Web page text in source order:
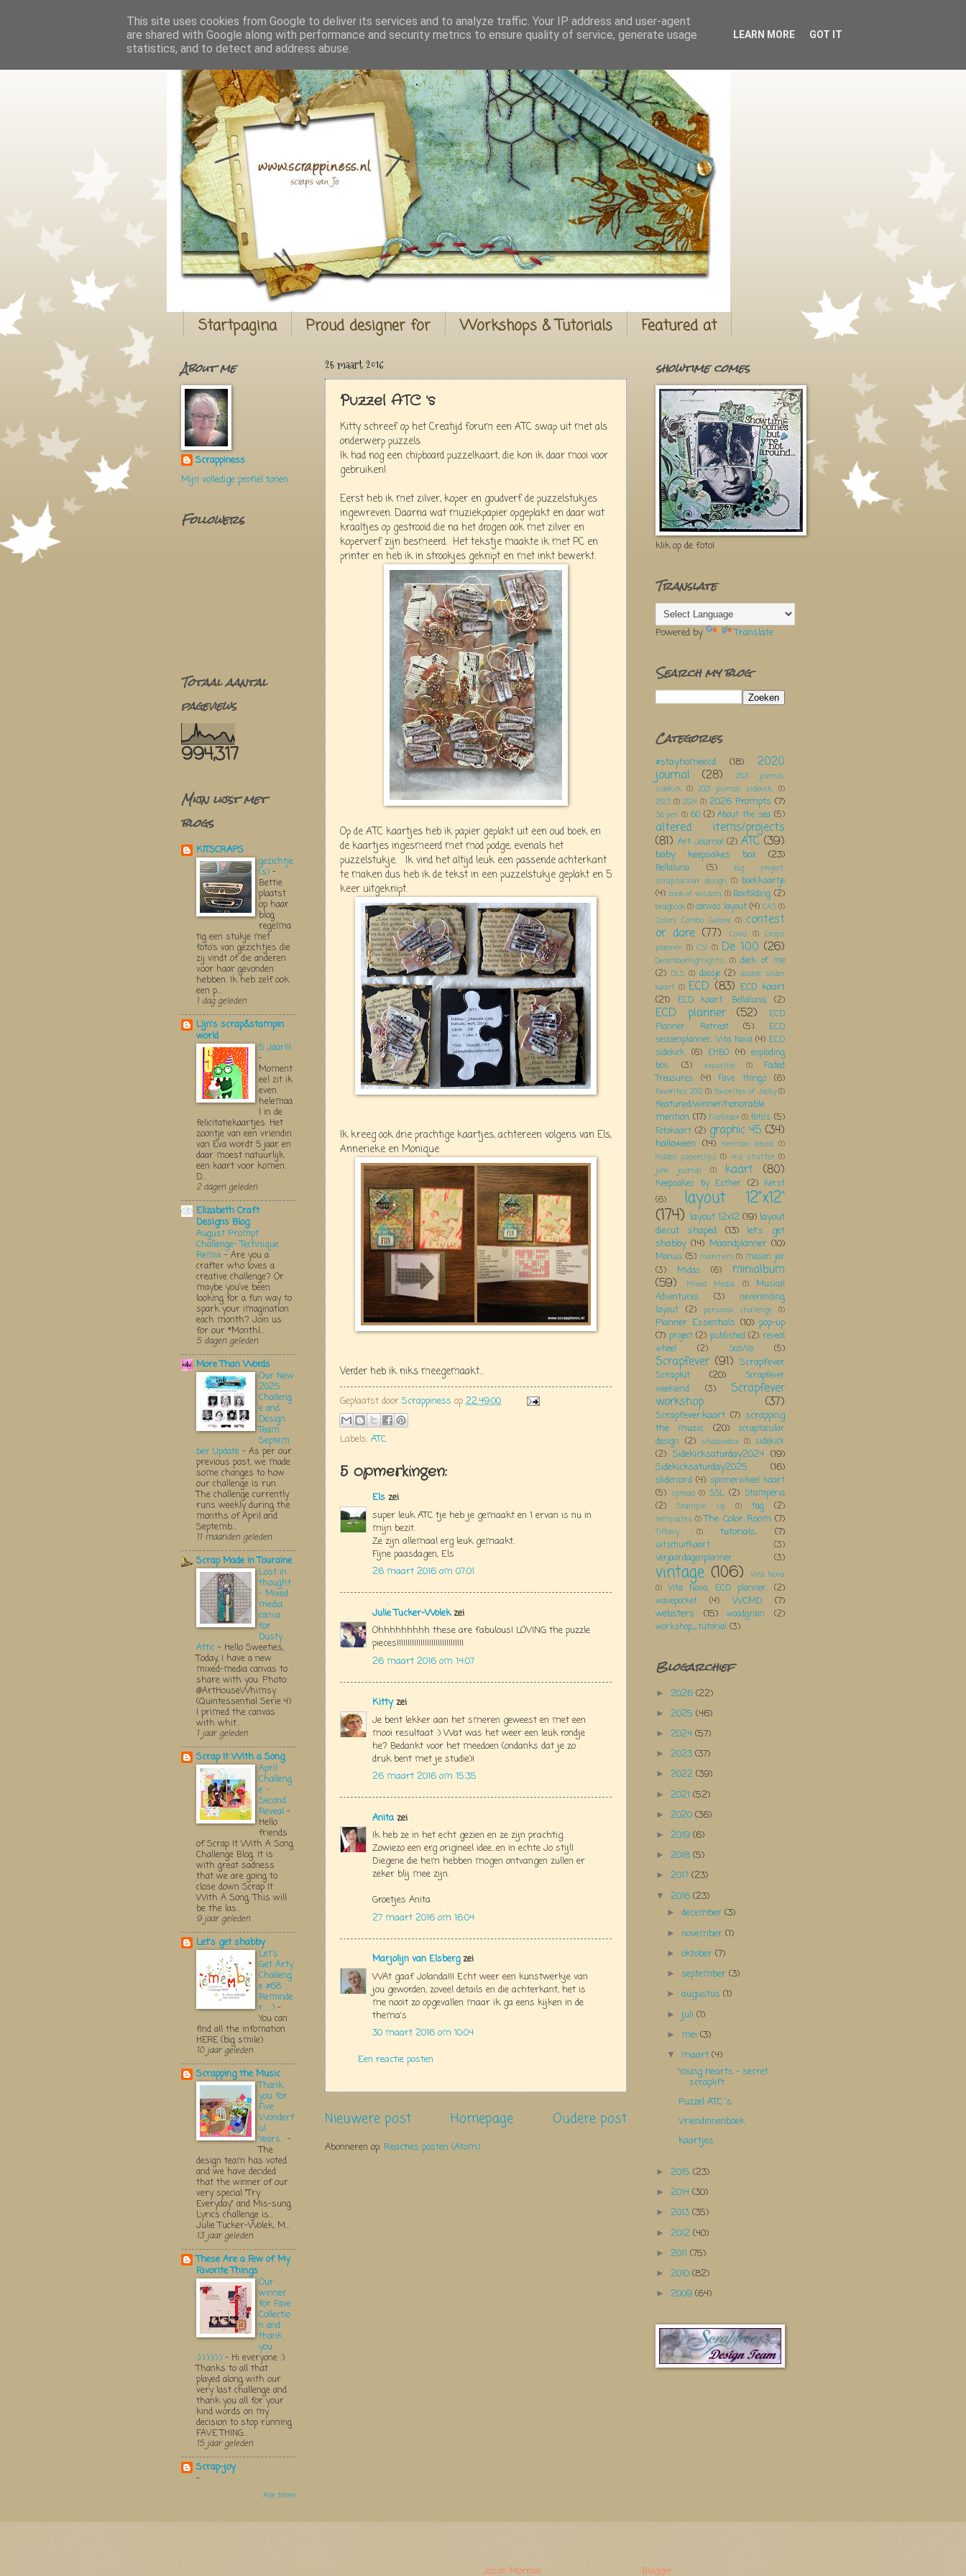
Startpagina Proud designer for Workshops & Tutorials Featured at
25 maart 2016
Puzzel ATC 's
Kitty schreef op het Creatijd forum een ATC swap uit met als
onderwerp puzzels.
Ik had nog een chipboard puzzelkaart, die kon ik daar mooi voor
gebruiken!
Eerst heb ik met zilver, koper en goudverf de puzzelstukjes
ingewreven. Daarna wat muziekpapier opgeplakt en daar wat
kraaltjes op gestrooid die na het drogen ook met zilver en
koperverf zijn besmeerd. Het tekstje maakte ik met PC en
printer en heb ik in strookjes geknipt en met inkt bewerkt.
Op de ATC kaartjes heb ik papier geplakt uit een oud boek en
de kaartjes ingesmeerd met mod podge, evenals het
puzzelstukje. Ik vind het altijd leuk een passende achterkant
te maken dus heb ik de tekst in een puzzelstukje geplakt en 5
keer uitgeknipt.
Ik kreeg ook drie prachtige kaartjes, achtereen volgens van Els,
Annerieke en Monique
Verder heb ik niks meegemaakt...
Geplaatst door Scrappiness op 22:49:00
Labels: ATC
5 opmerkingen:
Els zei
super leuk ATC tje heb je gemaakt en 1 ervan is nu in
mijn bezit.
Ze zijn allemaal erg leuk gemaakt.
Fijne paasdagen, Els
26 maart 2016 om 07:01
Julie Tucker-Wolekzei
Ohhhhhhhhh these are fabulous! LOVING the puzzle
pieces!!!!!!!!!!!!!!!!!!!!!!!!!!!!!!!
26 maart 2016 om 14:07
Kittyzei
Je bent lekker aan het smeren geweest en met een
mooi resultaat :) Wat was het weer een leuk rondje
he? Bedankt voor het meedoen (ondanks dat je zo
druk bent met je studie)!
26 maart 2016 om 15:35
Anita zei
Ik heb ze in het echt gezien en ze zijn prachtig.
Zowiezo een erg origineel idee...en in echte Jo stijl!
Diegene die hem hebben mogen ontvangen zullen er
zeker blij mee zijn.
Groetjes Anita
27 maart 2016 om 16:04
Marjolijn van Elsbergzei
WAt gaaf Jolanda!!! Echt weer een kunstwerkje van
jou geworden, zoveel details en die achterkant, het is
me nooit zo opgevallen maar ik ga eens kijken in de
thema's
30 maart 2016 om 10:04
Een reactie posten
Nieuwere post Oudere post
Homepage
Abonneren op: Reacties posten (Atom)
About me
Scrappiness
Mijn volledige profiel tonen
Followers
Totaal aantal
pageviews
994,317
Mijn lijst met
blogs
KITSCRAPS
gezichtje
(s) -
Bettie
plaatst
op haar
blog
regelma
tig een stukje met
foto’s van gezichtjes die
zij vindt of die anderen
voor haar gevonden
hebben. Ik heb zelf ook
een p...
1 dag geleden
Lijn's scrap&stampin
world
5 Jaar!!!
-
Moment
eel zit ik
even
helemaa
l in de
felicitatiekaartjes. Het
zoontje van een vriendin
van Eva wordt 5 jaar en
daar moest natuurlijk
een kaart voor komen.
D...
2 dagen geleden
Elizabeth Craft
Designs Blog
August Prompt
Challenge- Technique
Remix - Are you a
crafter who loves a
creative challenge? Or
maybe you’ve been
looking for a fun way to
spark your imagination
each month? Join us
for our *Monthl...
5 dagen geleden
More Than Words
Our New
2025
Challeng
e and
Design
Team
Septem
ber Update - As per our
previous post, we made
some changes to how
our challenge is run.
The challenge currently
runs weekly during the
months of April and
Septemb...
11 maanden geleden
Scrap Made in Touraine
Lost in
thought
- Mixed
media
canva
for
Dusty
Attic - Hello Sweeties,
Today, I have a new
mixed-media canvas to
share with you. Photo:
@ArtHouseWhimsy
(Quintessential Serie 4)
I primed the canvas
with whit...
1 jaar geleden
Scrap It With a Song
April
Challeng
e -
Second
Reveal -
Hello
friends
of Scrap It With A Song
Challenge Blog. It is
with great sadness
that we are going to
close down Scrap It
With A Song. This will
be the las...
9 jaar geleden
Let's get shabby
Let's
Get Arty
Challeng
e #68
Reminde
r.....:) -
You can
find all the infomation
HERE (big smile)
10 jaar geleden
Scrapping the Music
Thank
you for
Five
Wonderf
ul
Years... -
The
design team has voted
and we have decided
that the winner of our
very special "Try
Everyday" and Mis-sung
Lyrics challenge is...
Julie Tucker-Wolek, M...
13 jaar geleden
These Are a Few of My
Favorite Things
Our
winner
for Fave
Collectio
n and
thank
you
:):):):):):) - Hi everyone :)
Thanks to all that
played along with our
very last challenge and
thank you all for your
kind words on my
decision to stop running
FAVE THING...
15 jaar geleden
Scrap-joy
-
Alle tonen
showtime comes
klik op de foto!
Translate
Powered by Translate
Search my blog
Categories
#stayhomeecd (18) 2020
journal (28)
2021 journal;
sidekick (1) 2021 journal; sidekick; (1)
2023 (1) 2024 (1) 2026 Prompts (7)
3d pen (1) 60 (2) About the sea (5)
altered items/projects
(81) Art Journal (2) ATC (39)
baby keepsakes box (23)
Bellaluna (5)
big project;
scraptacular design; (1) boekkaartje
(4) book of wisdom (1) Boxfolding (2)
bragbook(1)canvas layout (4) CAS(1)
Colors Combo Galore (1) contest
or dare (77) Covid (1) Crops
planner (1) CSI (1) De 100 (26)
DecemberHighlights; (1) deck of me
(2) DLS (1) doosje (2) double slider
kaart (1) ECD (83) ECD kaart
(21)
ECD kaart; Bellaluna; (2)
ECD planner (52)
ECD
Planner Retreat
(5)
ECD
seizoenplanner; Vita Nova (4) ECD
sidekick (6) EHBO (4) exploding
box;
(3) expositie (1)
Faded
Treasures
(4) Fave things (6)
favorites 2012 (1) favorites of Jacky (1)
featured/winner/honorable
mention (17) Filefolder (1) foto's (5)
Fotokaart (2) graphic 45 (34)
halloween (14) herman brood (1)
Hidden paperclips (1) iris shutter (1)
junk journal
(1) kaart (80)
Keepsakes by Esther (2) kerst
(6)
layout 12"x12"
(174) layout 12x12 (19) layout
diecut shaped
(13)
let's get
shabby (14) Maandplanner (10)
Manus (5) maritiem (1) mason jar
(3)
Midas (6) minialbum
(59) Mixed Media (1)
Musical
Adventures
(3)
neverending
layout (2) personal challenge (1)
Planner Essentials (10) pop-up
(7) project (2) published (2) reveal
wheel
(2) ScoWo (5)
Scrapfever (91) Scrapfever
Scrapkit
(20)
Scrapfever
weekeind
(3) Scrapfever
workshop (37)
Scrapfever;kaart (7) scrapping
the music
(20)
scraptacular
design (2) shadowbox (1) sidekick
(2) Sidekicksaturday2024 (19)
Sidekicksaturday2025
(16)
slidercard (4) spinnerwheel kaart
(5) spread (1) SSL (2) Stampéria
(2)
Stampin' Up (1) tag (2)
templates (1) The Color Room (7)
Tiffany (1) tutorials; (7)
uitschuifkaart
(3)
Verjaardagenplanner
(3)
vintage (106)
Vita Nova
(1) Vita Nova; ECD planner; (2)
wavepocket
(4) WCMD
(7)
websters
(15) woodgrain
(2)
workshop_tutorial (3)
Blogarchief
► 2026 (22)
► 2025 (46)
► 2024 (57)
► 2023 (37)
► 2022 (39)
► 2021 (52)
► 2020 (36)
► 2019 (6)
► 2018 (5)
► 2017 (23)
▼ 2016 (23)
►december(3)
►november(1)
►oktober(7)
►september(3)
►augustus(1)
► juli(1)
► mei(3)
▼ maart(4)
Young Hearts - secret
scraplift
Puzzel ATC 's
Vriendinnenboek
kaartjes
► 2015 (23)
► 2014 (30)
► 2013 (35)
► 2012 (40)
► 2011 (75)
► 2010 (82)
► 2009 (64)
Jason Morrow. Mogelijk gemaakt door Blogger.
This site uses cookies from Google to deliver its services and to analyze traffic. Your IP address and user-agent
are shared with Google along with performance and security metrics to ensure quality of service, generate usage
statistics, and to detect and address abuse.
LEARN MORE GOT IT